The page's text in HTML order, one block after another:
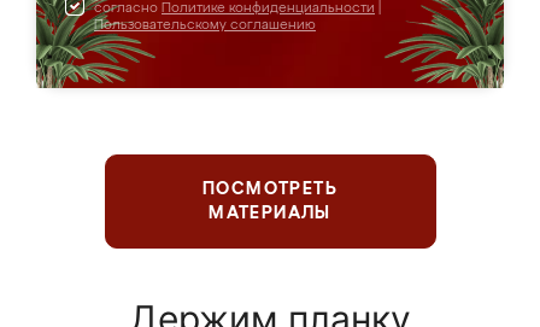
согласно Политике конфиденциальности
Пользовательскому соглашению
ПОСМОТРЕТЬ
МАТЕРИАЛЫ